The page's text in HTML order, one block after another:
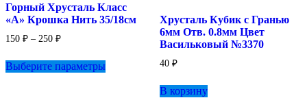
Горный Хрусталь Класс
«А» Крошка Нить 35/18см
150 ₽ – 250 ₽Диапазон
150 ₽
–
Выберите параметры
Хрусталь Кубик с Гранью
6мм Отв. 0.8мм Цвет
Васильковый №3370
40 ₽
В корзину